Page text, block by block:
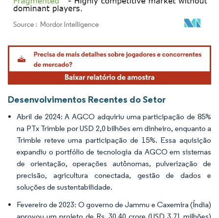
Imagem © Mordor Intelligence. O reuso requer atribuição conforme CC BY 4.0.
Desenvolvimentos Recentes do Setor
Abril de 2024: A AGCO adquiriu uma participação de 85%
na PTx Trimble por USD 2,0 bilhões em dinheiro, enquanto a
Trimble reteve uma participação de 15%. Essa aquisição
expandiu o portfólio de tecnologia da AGCO em sistemas
de orientação, operações autônomas, pulverização de
precisão, agricultura conectada, gestão de dados e
soluções de sustentabilidade.
Fevereiro de 2023: O governo de Jammu e Caxemira (Índia)